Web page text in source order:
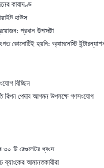
উপদেষ্টা
হয়নি: অ্যামনেস্টি ইন্টারন্যাশনাল
আগমন উপলক্ষে গণসংযোগ
ধ্বংস